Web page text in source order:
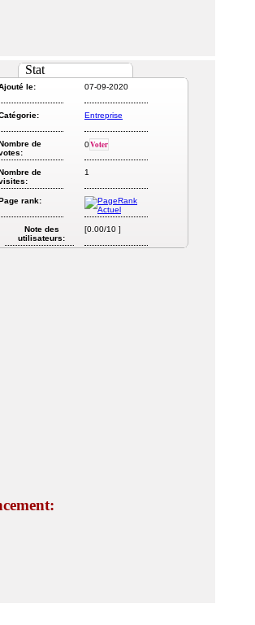
Stat
le: 07-09-2020
Entreprise
de
0Voter
de
1
rank:
Note des
utilisateurs:
[0.00/10 ]